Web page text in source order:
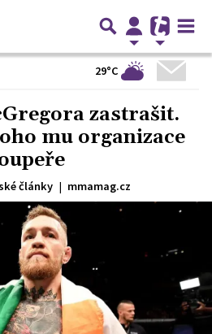
29°C
zastrašit.
mu organizace
články | mmamag.cz